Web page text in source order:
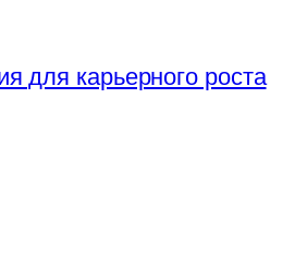
для карьерного роста